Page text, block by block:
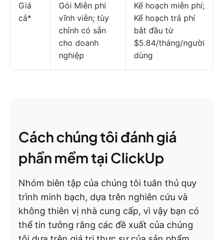
Giá
cả*
Gói Miễn phí
vĩnh viễn; tùy
chỉnh có sẵn
cho doanh
nghiệp
Kế hoạch miễn phí;
Kế hoạch trả phí
bắt đầu từ
$5.84/tháng/người
dùng
Cách chúng tôi đánh giá
phần mềm tại ClickUp
Nhóm biên tập của chúng tôi tuân thủ quy
trình minh bạch, dựa trên nghiên cứu và
không thiên vị nhà cung cấp, vì vậy bạn có
thể tin tưởng rằng các đề xuất của chúng